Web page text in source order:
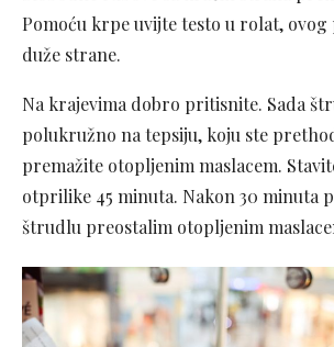
Pomoću krpe uvijte testo u rolat, ovog
duže strane.
Na krajevima dobro pritisnite. Sada
polukružno na tepsiju, koju ste
premažite otopljenim maslacem.
otprilike 45 minuta. Nakon 30 minuta
štrudlu preostalim otopljenim